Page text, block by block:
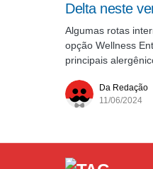
Delta neste
Algumas rotas
opção Wellness
principais
Da Redação
11/06/2024